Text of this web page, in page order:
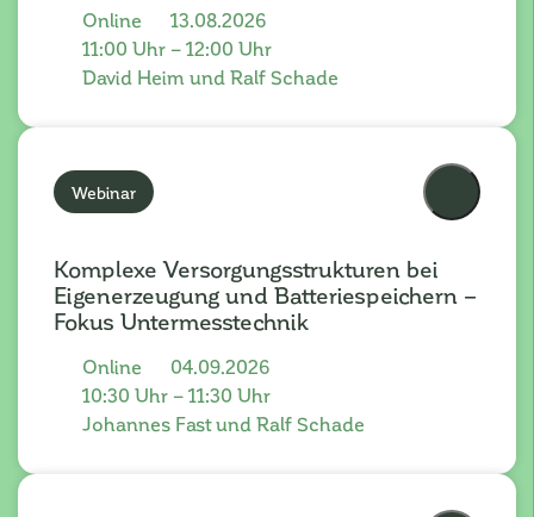
Online
13.08.2026
11:00 Uhr – 12:00 Uhr
David Heim und Ralf Schade
Webinar
Komplexe Versorgungsstrukturen bei
Eigenerzeugung und Batteriespeichern –
Fokus Untermesstechnik
Online
04.09.2026
10:30 Uhr – 11:30 Uhr
Johannes Fast und Ralf Schade